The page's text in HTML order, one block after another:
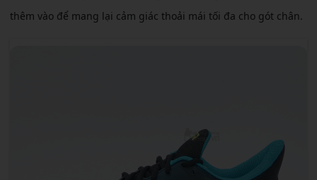
thêm vào để mang lại cảm giác thoải mái tối đa cho gót chân.